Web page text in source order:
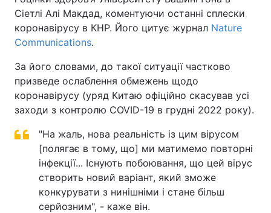
Сіетлі Алі Макдад, коментуючи останні сплески
коронавірусу в КНР. Його цитує журнал Nature
Communications.
За його словами, до такої ситуації частково
призведе ослаблення обмежень щодо
коронавірусу (уряд Китаю офіційно скасував усі
заходи з контролю COVID-19 в грудні 2022 року).
"На жаль, нова реальність із цим вірусом
[полягає в тому, що] ми матимемо повторні
інфекції... Існують побоювання, що цей вірус
створить новий варіант, який зможе
конкурувати з нинішніми і стане більш
серйозним", - каже він.